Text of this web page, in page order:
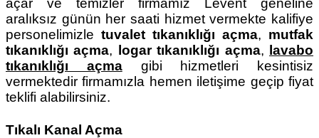
aralıksız günün her saati hizmet vermekte kalifiye
personelimizle tuvalet tıkanıklığı açma, mutfak
tıkanıklığı açma, logar tıkanıklığı açma, lavabo
tıkanıklığı açmagibi hizmetleri kesintisiz
vermektedir firmamızla hemen iletişime geçip fiyat
teklifi alabilirsiniz.
Tıkalı Kanal Açma